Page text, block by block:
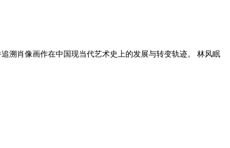
溯肖像画作在中国现当代艺术史上的发展与转变轨迹。 林风眠